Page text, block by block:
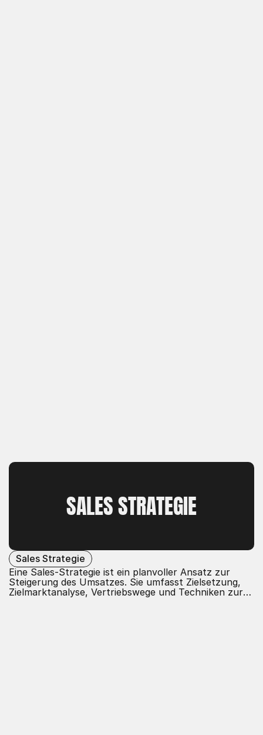
SALES STRATEGIE
Sales Strategie
Eine Sales-Strategie ist ein planvoller Ansatz zur
Steigerung des Umsatzes. Sie umfasst Zielsetzung,
Zielmarktanalyse, Vertriebswege und Techniken zur